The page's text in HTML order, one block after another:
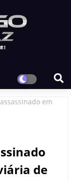
em
de